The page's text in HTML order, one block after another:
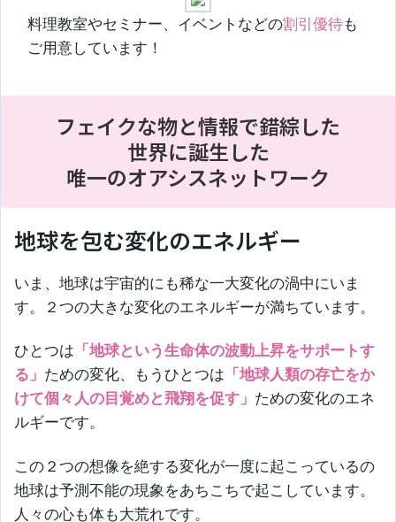
料理教室やセミナー、イベントなどの割引優待も
ご用意しています！
フェイクな物と情報で錯綜した
世界に誕生した
唯一のオアシスネットワーク
地球を包む変化のエネルギー
いま、地球は宇宙的にも稀な一大変化の渦中にいま
す。２つの大きな変化のエネルギーが満ちています。
ひとつは 「地球という生命体の波動上昇をサポートす
る」 ための変化、もうひとつは 「地球人類の存亡をか
けて個々人の目覚めと飛翔を促す」 ための変化のエネ
ルギーです。
この２つの想像を絶する変化が一度に起こっているの
地球は予測不能の現象をあちこちで起こしています。
人々の心も体も大荒れです。